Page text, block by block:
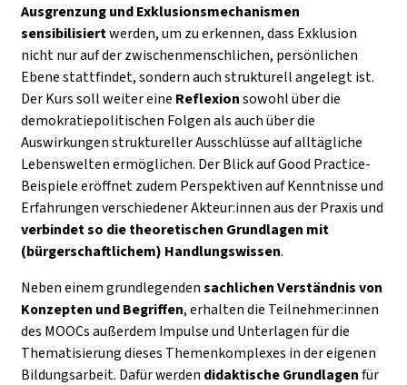
Ausgrenzung und Exklusionsmechanismen
sensibilisiertwerden, um zu erkennen, dass Exklusion
nicht nur auf der zwischenmenschlichen, persönlichen
Ebene stattfindet, sondern auch strukturell angelegt ist.
Der Kurs soll weiter eine Reflexionsowohl über die
demokratiepolitischen Folgen als auch über die
Auswirkungen struktureller Ausschlüsse auf alltägliche
Lebenswelten ermöglichen. Der Blick auf Good Practice-
Beispiele eröffnet zudem Perspektiven auf Kenntnisse und
Erfahrungen verschiedener Akteur:innen aus der Praxis und
verbindet so die theoretischen Grundlagen mit
(bürgerschaftlichem) Handlungswissen.
Neben einem grundlegendensachlichen Verständnis von
Konzepten und Begriffen, erhalten die Teilnehmer:innen
des MOOCs außerdem Impulse und Unterlagen für die
Thematisierung dieses Themenkomplexes in der eigenen
Bildungsarbeit. Dafür werden didaktische Grundlagenfür